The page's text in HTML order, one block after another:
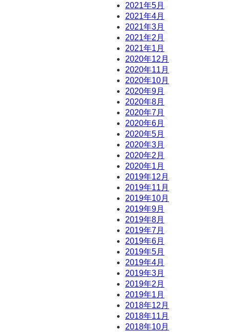
2021年5月
2021年4月
2021年3月
2021年2月
2021年1月
2020年12月
2020年11月
2020年10月
2020年9月
2020年8月
2020年7月
2020年6月
2020年5月
2020年3月
2020年2月
2020年1月
2019年12月
2019年11月
2019年10月
2019年9月
2019年8月
2019年7月
2019年6月
2019年5月
2019年4月
2019年3月
2019年2月
2019年1月
2018年12月
2018年11月
2018年10月